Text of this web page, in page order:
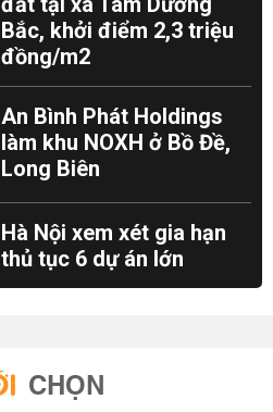
Bắc, khởi điểm 2,3 triệu
đồng/m2
An Bình Phát Holdings
làm khu NOXH ở Bồ Đề,
Long Biên
Hà Nội xem xét gia hạn
thủ tục 6 dự án lớn
CHỌN